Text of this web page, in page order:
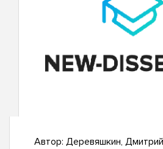
Автор: Деревяшкин,